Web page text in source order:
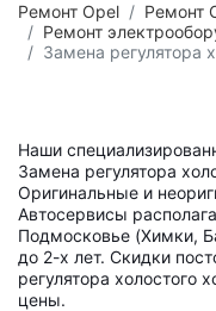
Ремонт Opel
Ремонт
Ремонт
Замена регулятора
Наши
Замена регулятора
Оригинальные и
Автосервисы
Подмосковье (Химки,
до 2-х лет. Скидки
регулятора холостого
цены.